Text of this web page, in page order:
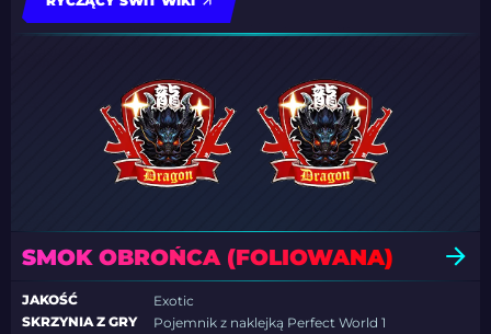
SMOK OBROŃCA (FOLIOWANA)
JAKOŚĆ
Exotic
SKRZYNIA Z GRY
Pojemnik z naklejką Perfect World 1